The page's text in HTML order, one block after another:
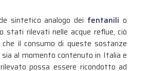
sintetico analogo dei fentanilio
stati rilevati nelle acque reflue, ciò
il consumo di queste sostanze
al momento contenuto in Italia e
rilevato possa essere ricondotto ad